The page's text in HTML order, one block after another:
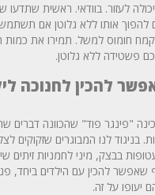
לעזור. בוודאי. ראשית שתדעו
להפוך אותו ללא גלוטן אם
קמח חומוס למשל. תמירו את
פשטידה ללא גלוטן.
להכין לחנוכה
"פינגר פוד" שהכוונה דברים
בניגוד לנו המבוגרים שזקוקים
בבצק, מיני לחמניות זיתים
שאפשר להכין עם הילדים ביחד,
יעופו על זה.